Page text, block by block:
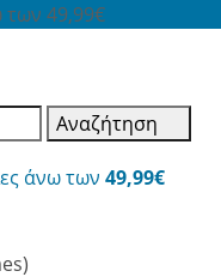
των 49,99€
Αναζήτηση
άνω των 49,99€